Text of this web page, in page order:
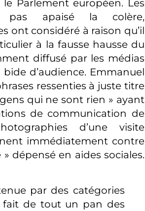
le Parlement européen. Les
pas apaisé la colère,
ont considéré à raison qu’il
à la fausse hausse du
diffusé par les médias
d’audience. Emmanuel
ressenties à juste titre
qui ne sont rien » ayant
de communication de
d’une visite
immédiatement contre
dépensé en aides sociales.
par des catégories
fait de tout un pan des